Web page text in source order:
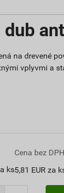
na drevené
vplyvmi a
ks
Cena bez DPH
5,81 EUR za